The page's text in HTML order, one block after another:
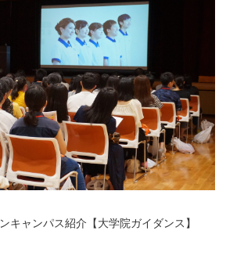
前期課程】
後期課程】
看護師教育課程
開発センター
キャンパス紹介【大学院ガイダンス】